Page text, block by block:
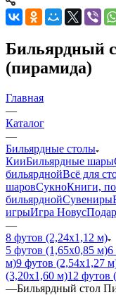
Бильярдный
(пирамида)
Главная
—
Каталог
—
Бильярдные столы
КииБильярдные шары
бильярднойВсё для
шаровСукноКниги,
бильярднойСувениры
игрыИгра Новус
—
8 футов (2,24х1,12 м)
5 футов (1,65х0,85 м)6
м)9 футов (2,54х1,27
(3,20х1,60 м)12 футов
—Бильярдный стол